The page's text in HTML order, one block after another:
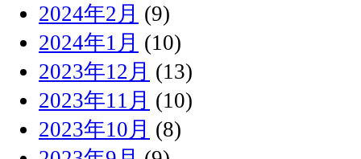
2024年2月 (9)
2024年1月 (10)
2023年12月 (13)
2023年11月 (10)
2023年10月 (8)